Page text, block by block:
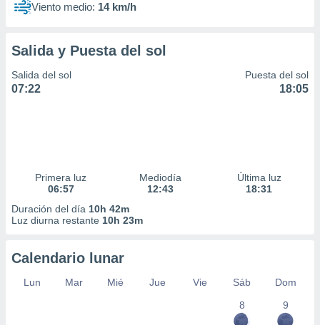
1199Viento medio: 14 km/h
Salida y Puesta del sol
Salida del sol
07:22
Puesta del sol
18:05
Primera luz
06:57
Mediodía
12:43
Última luz
18:31
Duración del día 10h 42m
Luz diurna restante 10h 23m
Calendario lunar
Lun Mar Mié Jue Vie Sáb
Dom
8
9